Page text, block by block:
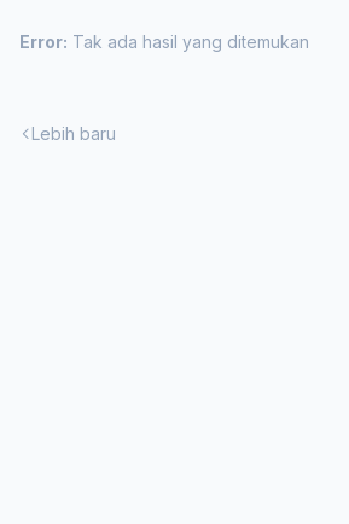
Error: Tak ada hasil yang ditemukan
Lebih baru